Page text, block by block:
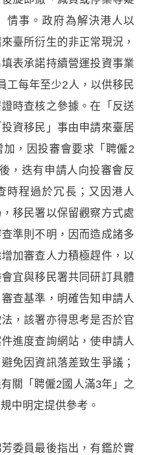
情事。政府為解決港人以
臺所衍生的非正常現況，
表承諾持續營運投資事業
工每年至少2人，以供移民
時查核之參據。在「反送
資移民」事由申請來臺居
，因投審會要求「聘僱2
，迭有申請人向投審會反
時程過於冗長；又因港人
，移民署以保留觀察方式處
準則不明，因而造成諸多
加審查人力積極趕件，以
宜與移民署共同研訂具體
查基準，明確告知申請人
，該署亦得思考是否於官
進度查詢網站，使申請人
免因資訊落差致生爭議；
關「聘僱2國人滿3年」之
中明定提供參考。
委員最後指出，有鑑於實